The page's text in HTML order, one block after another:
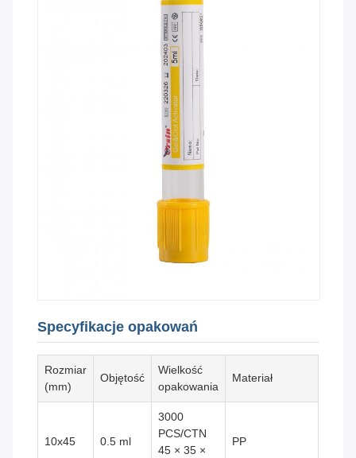
Specyfikacje opakowań
Rozmiar
(mm)
Objętość
Wielkość
opakowania
Materiał
10x45 0.5 ml
3000
PCS/CTN
45 × 35 ×
PP